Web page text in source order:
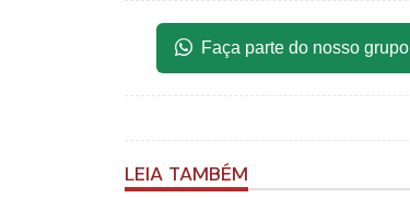
Faça parte do nosso grupo
LEIA TAMBÉM